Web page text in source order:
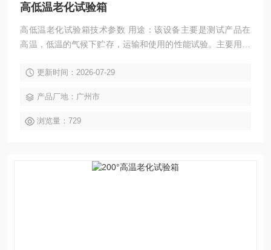
高低温老化试验箱
高低温老化试验箱技术参数 用途：该设备主要是测试产品在
高温，低温的气候下贮存，运输和使用的性能试验。主要用于
拟高温，低温的气候条件下，对产品的物理以及其他相关性能
要求，以便供产品的设计，改进，检定及出厂检验使用。
更新时间：2026-07-29
产品厂地：广州市
浏览量：729